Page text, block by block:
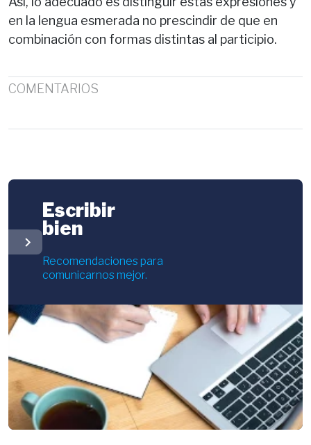
en la lengua esmerada no prescindir de que en
combinación con formas distintas al participio.
COMENTARIOS
chevron_right
Escribir
bien
Recomendaciones para
comunicarnos mejor.